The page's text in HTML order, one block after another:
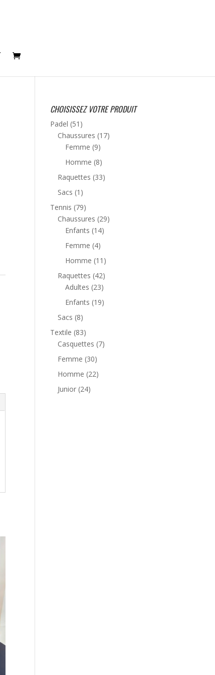
CHOISISSEZ VOTRE PRODUIT
Padel (51)
Chaussures (17)
Femme (9)
Homme (8)
Raquettes (33)
Sacs (1)
Tennis (79)
Chaussures (29)
Enfants (14)
Femme (4)
Homme (11)
Raquettes (42)
Adultes (23)
Enfants (19)
Sacs (8)
Textile (83)
Casquettes (7)
Femme (30)
Homme (22)
Junior (24)